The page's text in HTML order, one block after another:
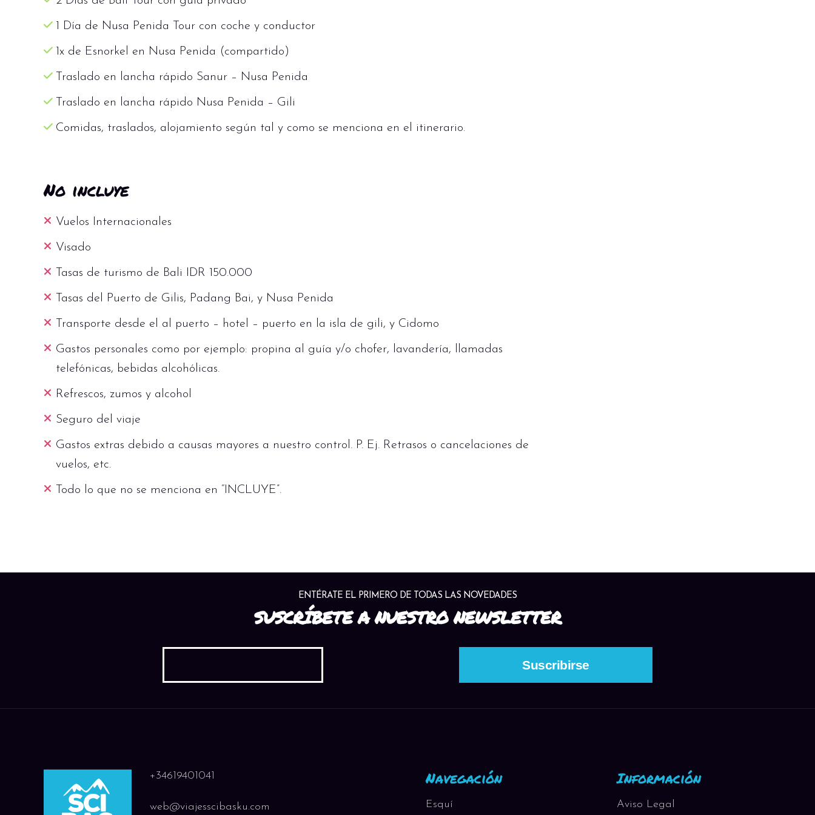
Alojamiento :
B. Visesa Ubud Resort – Jungle Suite
C. The Artini Dijiwa - Premiere Room
1 Día de Nusa Penida Tour con coche y conductor
1x de Esnorkel en Nusa Penida (compartido)
Traslado en lancha rápido Sanur – Nusa Penida
Traslado en lancha rápido Nusa Penida – Gili
Comidas, traslados, alojamiento según tal y como se menciona en el itinerario.
No incluye
Vuelos Internacionales
Visado
Tasas de turismo de Bali IDR 150.000
Tasas del Puerto de Gilis, Padang Bai, y Nusa Penida
Transporte desde el al puerto – hotel – puerto en la isla de gili, y Cidomo
Gastos personales como por ejemplo: propina al guía y/o chofer, lavandería, llamadas
telefónicas, bebidas alcohólicas.
Refrescos, zumos y alcohol
Seguro del viaje
Gastos extras debido a causas mayores a nuestro control. P. Ej. Retrasos o cancelaciones de
vuelos, etc.
Todo lo que no se menciona en “INCLUYE”.
ENTÉRATE EL PRIMERO DE TODAS LAS NOVEDADES
SUSCRÍBETE A NUESTRO NEWSLETTER
+34619401041
web@viajesscibasku.com
Navegación
Esquí
Información
Aviso Legal